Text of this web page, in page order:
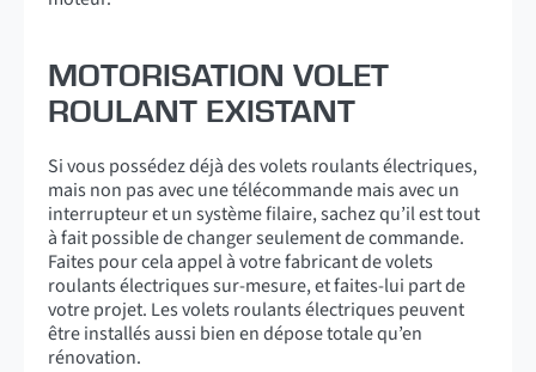
MOTORISATION VOLET
ROULANT EXISTANT
Si vous possédez déjà des volets roulants électriques,
mais non pas avec une télécommande mais avec un
interrupteur et un système filaire, sachez qu’il est tout
à fait possible de changer seulement de commande.
Faites pour cela appel à votre fabricant de volets
roulants électriques sur-mesure, et faites-lui part de
votre projet. Les volets roulants électriques peuvent
être installés aussi bien en dépose totale qu’en
rénovation.